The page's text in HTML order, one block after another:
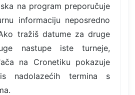
na program preporučuje
informaciju neposredno
tražiš datume za druge
nastupe iste turneje,
na Cronetiku pokazuje
nadolazećih termina s